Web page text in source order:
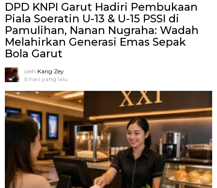
DPD KNPI Garut Hadiri Pembukaan
Piala Soeratin U-13 & U-15 PSSI di
Pamulihan, Nanan Nugraha: Wadah
Melahirkan Generasi Emas Sepak
Bola Garut
oleh Kang Zey
6 hari yang lalu